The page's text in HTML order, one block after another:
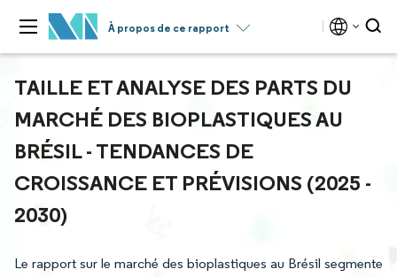
À propos de ce rapport
TAILLE ET ANALYSE DES PARTS DU
MARCHÉ DES BIOPLASTIQUES AU
BRÉSIL - TENDANCES DE
CROISSANCE ET PRÉVISIONS (2025 -
2030)
Le rapport sur le marché des bioplastiques au Brésil segmente